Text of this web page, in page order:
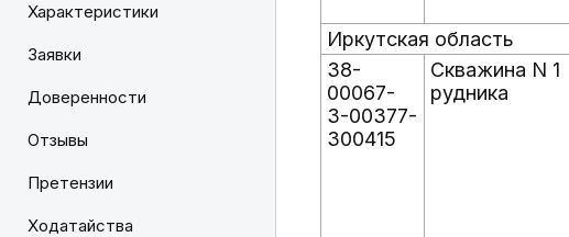
Характеристики
Заявки
Доверенности
Отзывы
Претензии
Ходатайства
Иркутская область
38-
00067-
З-00377-
300415
Скважина N 1
рудника